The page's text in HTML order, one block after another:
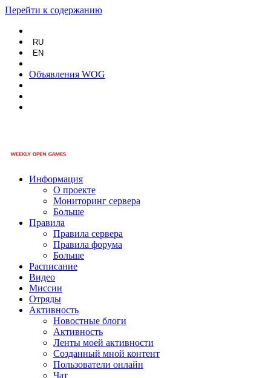
Перейти к содержанию
RU
EN
Объявления WOG
Информация
О проекте
Мониторинг сервера
Больше
Правила
Правила сервера
Правила форума
Больше
Расписание
Видео
Миссии
Отряды
Активность
Новостные блоги
Активность
Ленты моей активности
Созданный мной контент
Пользователи онлайн
Чат